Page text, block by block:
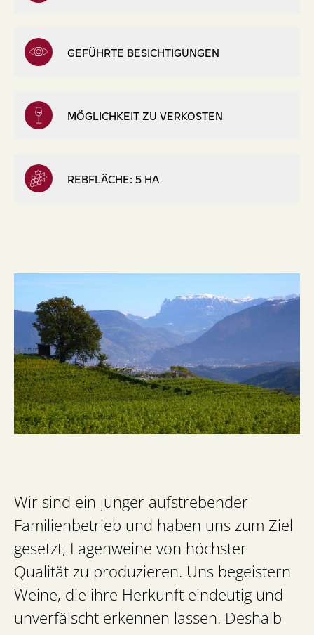
GEFÜHRTE BESICHTIGUNGEN
MÖGLICHKEIT ZU VERKOSTEN
REBFLÄCHE: 5 HA
Wir sind ein junger aufstrebender
Familienbetrieb und haben uns zum Ziel
gesetzt, Lagenweine von höchster
Qualität zu produzieren. Uns begeistern
Weine, die ihre Herkunft eindeutig und
unverfälscht erkennen lassen. Deshalb